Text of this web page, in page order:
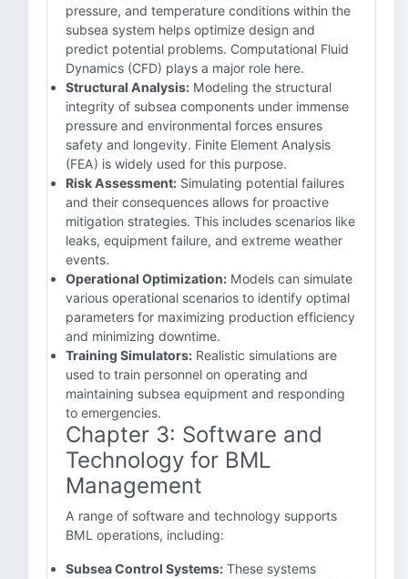
pressure, and temperature conditions within the
subsea system helps optimize design and
predict potential problems. Computational Fluid
Dynamics (CFD) plays a major role here.
Structural Analysis: Modeling the structural
integrity of subsea components under immense
pressure and environmental forces ensures
safety and longevity. Finite Element Analysis
(FEA) is widely used for this purpose.
Risk Assessment: Simulating potential failures
and their consequences allows for proactive
mitigation strategies. This includes scenarios like
leaks, equipment failure, and extreme weather
events.
Operational Optimization: Models can simulate
various operational scenarios to identify optimal
parameters for maximizing production efficiency
and minimizing downtime.
Training Simulators: Realistic simulations are
used to train personnel on operating and
maintaining subsea equipment and responding
to emergencies.
Chapter 3: Software and
Technology for BML
Management
A range of software and technology supports
BML operations, including:
Subsea Control Systems: These systems